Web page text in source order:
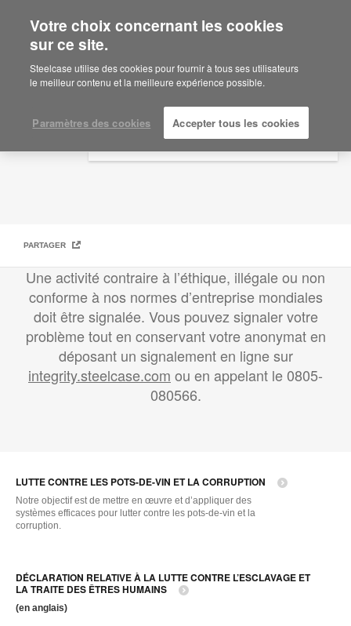
Are you in United States?
Would you like to see Products we sell in
your region?
English
Español
Politiques de conformité d’entreprise
PARTAGER
Une activité contraire à l’éthique, illégale ou non
conforme à nos normes d’entreprise mondiales
doit être signalée. Vous pouvez signaler votre
problème tout en conservant votre anonymat en
déposant un signalement en ligne sur
integrity.steelcase.com ou en appelant le 0805-
080566.
LUTTE CONTRE LES POTS-DE-VIN ET LA CORRUPTION
Notre objectif est de mettre en œuvre et d’appliquer des
systèmes efficaces pour lutter contre les pots-de-vin et la
corruption.
DÉCLARATION RELATIVE À LA LUTTE CONTRE L’ESCLAVAGE ET
LA TRAITE DES ÊTRES HUMAINS
(en anglais)
Votre choix concernant les cookies
sur ce site.
Steelcase utilise des cookies pour fournir à tous ses utilisateurs
le meilleur contenu et la meilleure expérience possible.
Paramètres des cookies Accepter tous les cookies